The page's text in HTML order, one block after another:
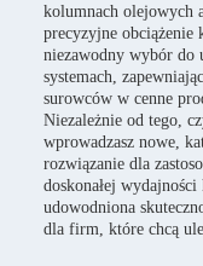
kolumnach olejowych
precyzyjne obciążenie
niezawodny wybór do
systemach,
surowców w cenne
Niezależnie od tego,
wprowadzasz nowe,
rozwiązanie dla
doskonałej
udowodniona
dla firm, które chcą